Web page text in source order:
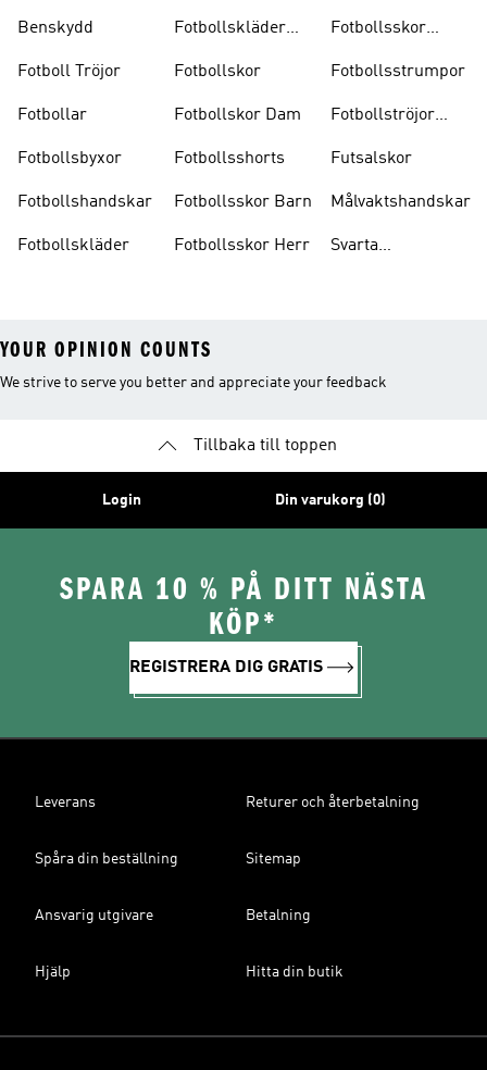
Benskydd
Fotboll Tröjor
Fotbollar
Fotbollsbyxor
Fotbollshandskar
Fotbollskläder
Fotbollskläder
Fotbollskor
Fotbollskor Dam
Fotbollsshorts
Fotbollsskor Barn
Fotbollsskor Herr
Fotbollsskor
Fotbollsstrumpor
Fotbollströjor
Futsalskor
Målvaktshandskar
Svarta
YOUR OPINION COUNTS
We strive to serve you better and appreciate your feedback
Tillbaka till toppen
Login Din varukorg (0)
SPARA 10 % PÅ DITT NÄSTA
KÖP*
REGISTRERA DIG GRATIS
Leverans Returer och återbetalning
Spåra din beställning Sitemap
Ansvarig utgivare Betalning
Hjälp Hitta din butik